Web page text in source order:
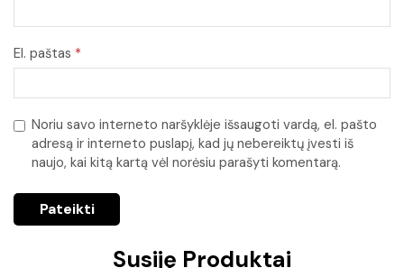
El. paštas *
Noriu savo interneto naršyklėje išsaugoti vardą, el. pašto
adresą ir interneto puslapį, kad jų nebereiktų įvesti iš
naujo, kai kitą kartą vėl norėsiu parašyti komentarą.
Susiję Produktai